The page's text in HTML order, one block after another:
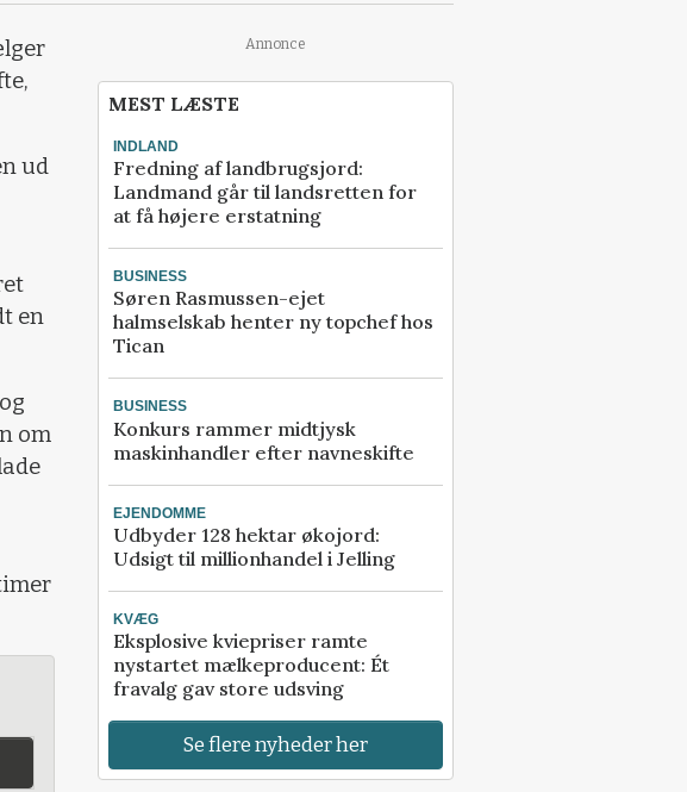
ud
en
om
Annonce
MEST LÆSTE
INDLAND
Fredning af landbrugsjord:
Landmand går til landsretten for
at få højere erstatning
BUSINESS
Søren Rasmussen-ejet
halmselskab henter ny topchef hos
Tican
BUSINESS
Konkurs rammer midtjysk
maskinhandler efter navneskifte
EJENDOMME
Udbyder 128 hektar økojord:
Udsigt til millionhandel i Jelling
KVÆG
Eksplosive kviepriser ramte
nystartet mælkeproducent: Ét
fravalg gav store udsving
Se flere nyheder her